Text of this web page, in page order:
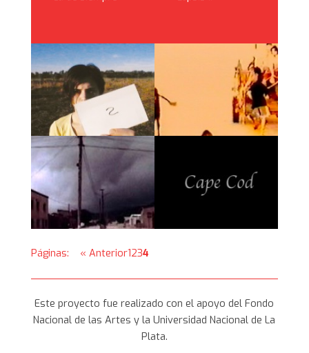
NAVEGACIÓN
ENTRADAS
Páginas: « Anterior1234
Este proyecto fue realizado con el apoyo del Fondo
Nacional de las Artes y la Universidad Nacional de La
Plata.